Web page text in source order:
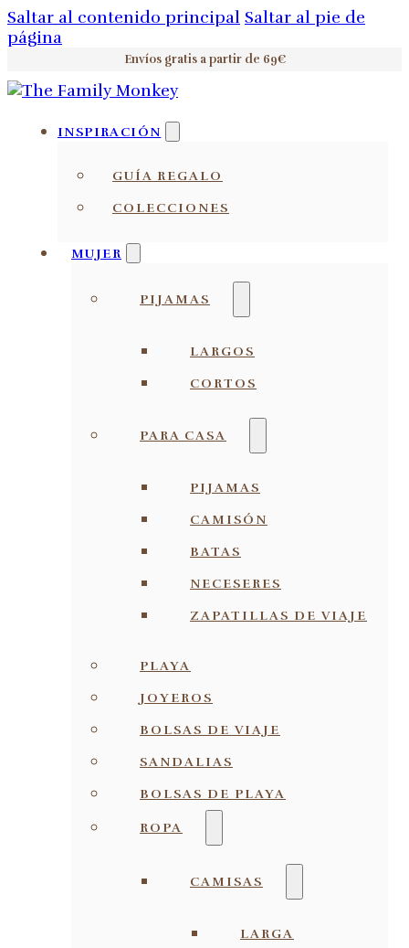
Saltar al contenido principal Saltar al pie de
página
Envíos gratis a partir de 69€
INSPIRACIÓN
GUÍA REGALO
COLECCIONES
MUJER
PIJAMAS
LARGOS
CORTOS
PARA CASA
PIJAMAS
CAMISÓN
BATAS
NECESERES
ZAPATILLAS DE VIAJE
PLAYA
JOYEROS
BOLSAS DE VIAJE
SANDALIAS
BOLSAS DE PLAYA
ROPA
CAMISAS
LARGA